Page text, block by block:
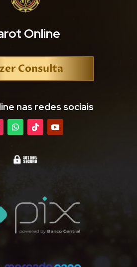
Online
Consulta
nas redes sociais